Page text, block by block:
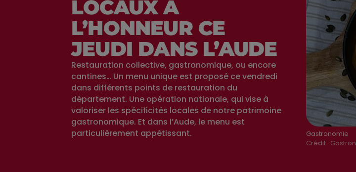
Gastronomie
Crédit :
LOCAUX À
L’HONNEUR CE
JEUDI DANS L’AUDE
Restauration collective, gastronomique, ou encore
cantines… Un menu unique est proposé ce vendredi
dans différents points de restauration du
département. Une opération nationale, qui vise à
valoriser les spécificités locales de notre patrimoine
gastronomique. Et dans l’Aude, le menu est
particulièrement appétissant.